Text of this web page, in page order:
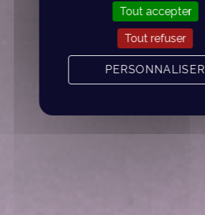
Tout accepter
Tout refuser
PERSONNALISER